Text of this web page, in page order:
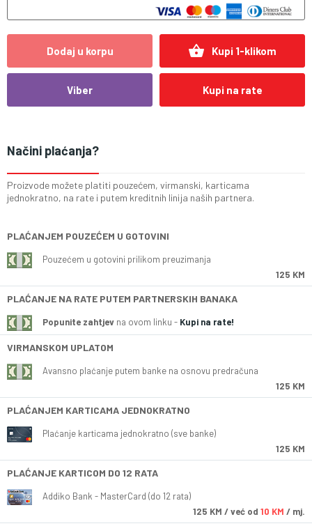
Dodaj u korpu shopping_basket Kupi 1-klikom
Viber Kupi na rate
Načini plaćanja?
Proizvode možete platiti pouzećem, virmanski, karticama
jednokratno, na rate i putem kreditnih linija naših partnera.
PLAĆANJEM POUZEĆEM U GOTOVINI
Pouzećem u gotovini prilikom preuzimanja
125 KM
PLAĆANJE NA RATE PUTEM PARTNERSKIH BANAKA
Popunite zahtjev na ovom linku - Kupi na rate!
VIRMANSKOM UPLATOM
Avansno plaćanje putem banke na osnovu predračuna
125 KM
PLAĆANJEM KARTICAMA JEDNOKRATNO
Plaćanje karticama jednokratno (sve banke)
125 KM
PLAĆANJE KARTICOM DO 12 RATA
Addiko Bank - MasterCard (do 12 rata)
125 KM / već od 10 KM / mj.